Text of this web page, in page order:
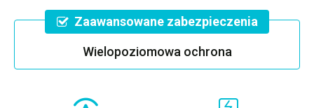
Zaawansowane zabezpieczenia
Wielopoziomowa ochrona